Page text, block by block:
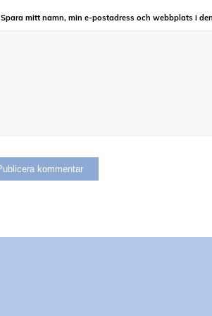
Spara mitt namn, min e-postadress och webbplats i